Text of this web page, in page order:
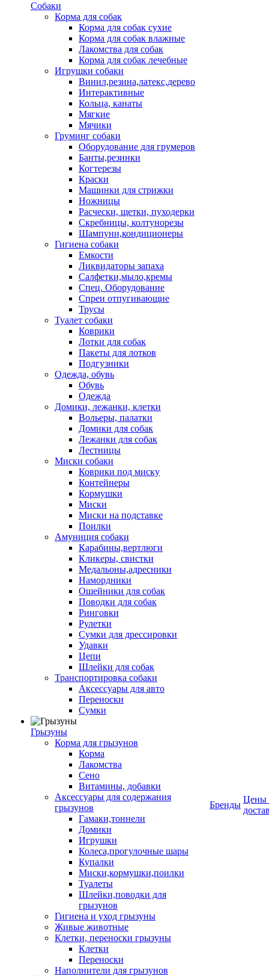
Собаки
Корма для собак
Корма для собак сухие
Корма для собак влажные
Лакомства для собак
Корма для собак лечебные
Игрушки собаки
Винил,резина,латекс,дерево
Интерактивные
Кольца, канаты
Мягкие
Мячики
Груминг собаки
Оборудование для грумеров
Банты,резинки
Когтерезы
Краски
Машинки для стрижки
Ножницы
Расчески, щетки, пуходерки
Скребницы, колтунорезы
Шампуни,кондиционеры
Гигиена собаки
Емкости
Ликвидаторы запаха
Салфетки,мыло,кремы
Спец. Оборудование
Спреи отпугивающие
Трусы
Туалет собаки
Коврики
Лотки для собак
Пакеты для лотков
Подгузники
Одежда, обувь
Обувь
Одежда
Домики, лежанки, клетки
Вольеры, палатки
Домики для собак
Лежанки для собак
Лестницы
Миски собаки
Коврики под миску
Контейнеры
Кормушки
Миски
Миски на подставке
Поилки
Амуниция собаки
Карабины,вертлюги
Кликеры, свистки
Медальоны,адресники
Намордники
Ошейники для собак
Поводки для собак
Ринговки
Рулетки
Сумки для дрессировки
Удавки
Цепи
Шлейки для собак
Транспортировка собаки
Аксессуары для авто
Переноски
Сумки
Грызуны
Корма для грызунов
Корма
Лакомства
Сено
Витамины, добавки
Аксессуары для содержания
грызунов
Гамаки,тоннели
Домики
Игрушки
Колеса,прогулочные шары
Купалки
Миски,кормушки,поилки
Туалеты
Шлейки,поводки для
грызунов
Гигиена и уход грызуны
Живые животные
Клетки, переноски грызуны
Клетки
Переноски
Наполнители для грызунов
Бренды
Цены